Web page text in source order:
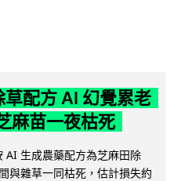
配方 AI 幻覺累老
麻苗一夜枯死
AI 生成農藥配方為芝麻田除
與雜草一同枯死，估計損失約